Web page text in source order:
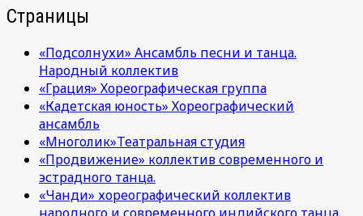
Страницы
«Подсолнухи» Ансамбль песни и танца.
Народный коллектив
«Грация» Хореографическая группа
«Кадетская юность» Хореографический
ансамбль
«Многолик»Театральная студия
«Продвижение» коллектив современного и
эстрадного танца.
«Чанди» хореографический коллектив